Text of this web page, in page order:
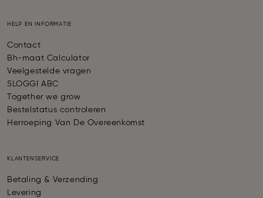
HELP EN INFORMATIE
Contact
Bh-maat Calculator
Veelgestelde vragen
SLOGGI ABC
Together we grow
Bestelstatus controleren
Herroeping Van De Overeenkomst
KLANTENSERVICE
Betaling & Verzending
Levering